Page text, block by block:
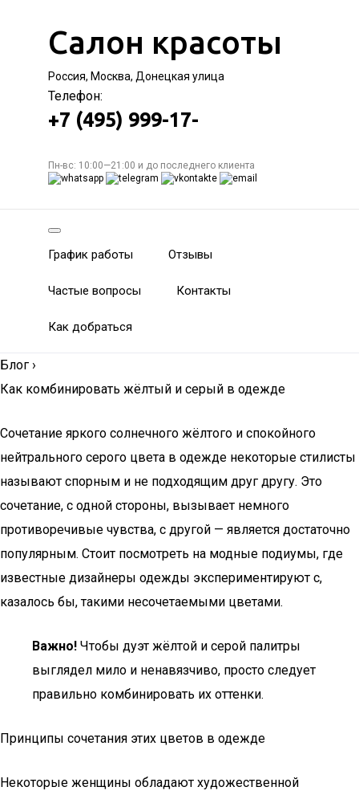
Салон красоты
Россия, Москва, Донецкая улица
Телефон:
+7 (495) 999-17-
Пн-вс: 10:00—21:00 и до последнего клиента
График работы Отзывы
Частые вопросы Контакты
Как добраться
Блог ›
Как комбинировать жёлтый и серый в одежде
Сочетание яркого солнечного жёлтого и спокойного
нейтрального серого цвета в одежде некоторые стилисты
называют спорным и не подходящим друг другу. Это
сочетание, с одной стороны, вызывает немного
противоречивые чувства, с другой — является достаточно
популярным. Стоит посмотреть на модные подиумы, где
известные дизайнеры одежды экспериментируют с,
казалось бы, такими несочетаемыми цветами.
Важно! Чтобы дуэт жёлтой и серой палитры
выглядел мило и ненавязчиво, просто следует
правильно комбинировать их оттенки.
Принципы сочетания этих цветов в одежде
Некоторые женщины обладают художественной